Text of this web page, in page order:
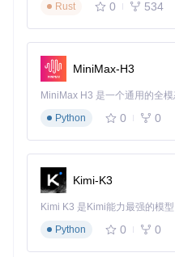
数、评论等互动信息。
2.3 数据处理与输出
数据清洗
多格式输出：支持Excel、
需求。
三、场景应用：从个
3.1 个人回忆备份
间记录，作为青春纪念。使
整备份了所有说说，还通过
Rust
0 534
MiniMax-H3
Python
0 0
Kimi-K3
Python
0 0